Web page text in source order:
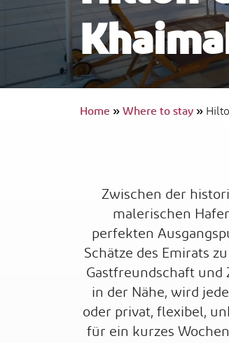
InterContinental Ras
and Spa
Barrierefreies Reisen
Home»Where to stay»
Zwischen der
malerischen
perfekten
Schätze des Emirats
Gastfreundschaft
in der Nähe, wird
oder privat, flexibel,
für ein kurzes